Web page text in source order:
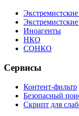
Иноагенты
НКО
СОНКО
Сервисы
Контент-фильтр
Безопасный
Скрипт для